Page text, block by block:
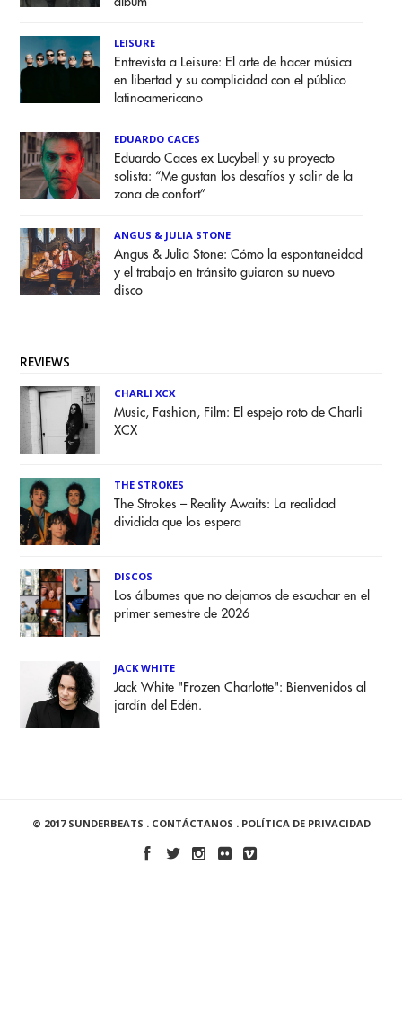
LEISURE
Entrevista a Leisure: El arte de hacer música
en libertad y su complicidad con el público
latinoamericano
EDUARDO CACES
Eduardo Caces ex Lucybell y su proyecto
solista: “Me gustan los desafíos y salir de la
zona de confort”
ANGUS & JULIA STONE
Angus & Julia Stone: Cómo la espontaneidad
y el trabajo en tránsito guiaron su nuevo
disco
REVIEWS
CHARLI XCX
Music, Fashion, Film: El espejo roto de Charli
XCX
THE STROKES
The Strokes – Reality Awaits: La realidad
dividida que los espera
DISCOS
Los álbumes que no dejamos de escuchar en el
primer semestre de 2026
JACK WHITE
Jack White "Frozen Charlotte": Bienvenidos al
jardín del Edén.
© 2017 SUNDERBEATS . CONTÁCTANOS . POLÍTICA DE PRIVACIDAD